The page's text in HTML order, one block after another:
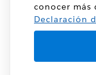
conocer más
Declaración